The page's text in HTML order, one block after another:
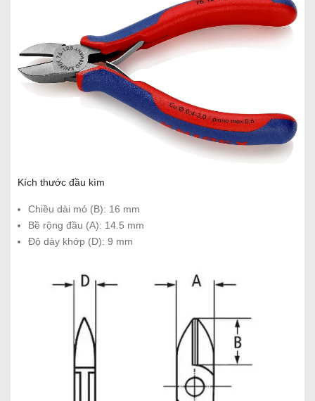
Kích thước đầu kìm
Chiều dài mỏ (B): 16 mm
Bề rộng đầu (A): 14.5 mm
Độ dày khớp (D): 9 mm